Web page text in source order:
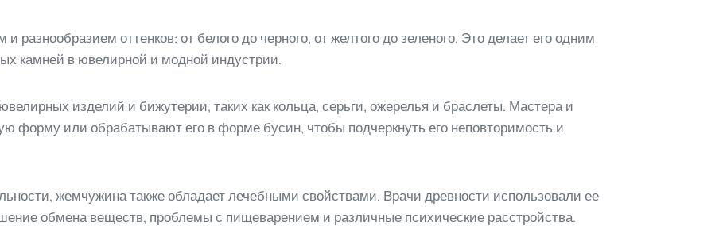
разнообразием оттенков: от белого до черного, от желтого до зеленого. Это делает его одним
камней в ювелирной и модной индустрии.
изделий и бижутерии, таких как кольца, серьги, ожерелья и браслеты. Мастера и
форму или обрабатывают его в форме бусин, чтобы подчеркнуть его неповторимость и
жемчужина также обладает лечебными свойствами. Врачи древности использовали ее
обмена веществ, проблемы с пищеварением и различные психические расстройства.